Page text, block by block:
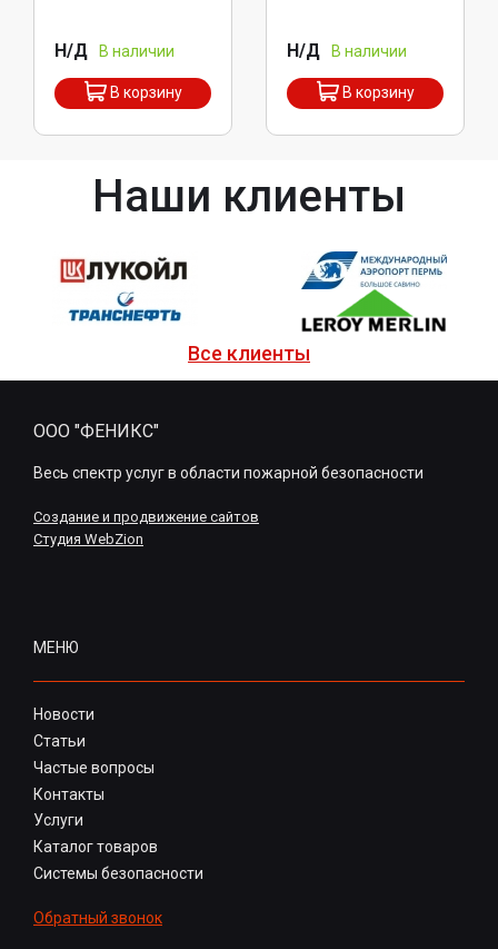
Н/Д В наличии
В корзину
Н/Д В наличии
В корзину
Наши клиенты
Все клиенты
ООО "ФЕНИКС"
Весь спектр услуг в области пожарной безопасности
Создание и продвижение сайтов
Студия WebZion
МЕНЮ
Новости
Статьи
Частые вопросы
Контакты
Услуги
Каталог товаров
Системы безопасности
Обратный звонок